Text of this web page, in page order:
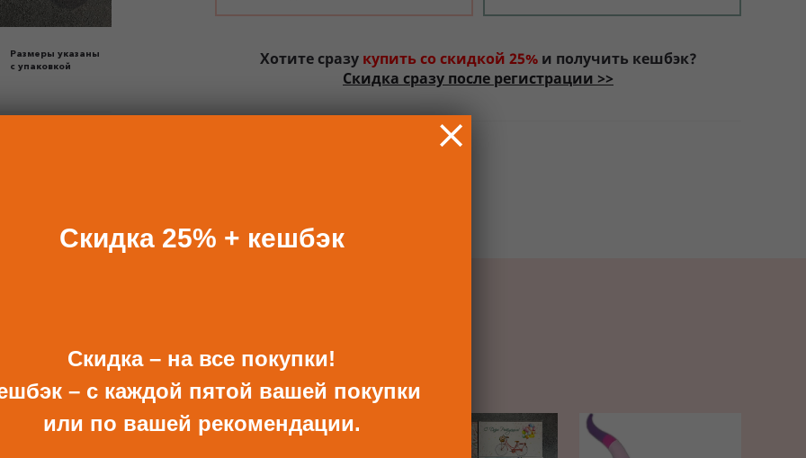
Размеры указаны
с упаковкой
Хотите сразу купить со скидкой 25%и получить кешбэк?
Скидка сразу после регистрации >>
ВСЕ ПОДАРКИ
Скидка 25% + кешбэк
Скидка – на все покупки!
– с каждой пятой вашей покупки
или по вашей рекомендации.